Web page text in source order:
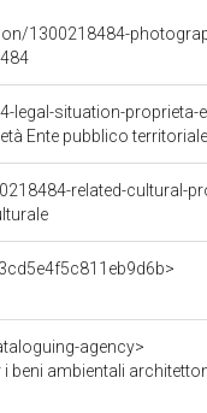
1300218484-
situation-proprieta-
Ente pubblico territoriale
related-cultural-
agency>
beni ambientali